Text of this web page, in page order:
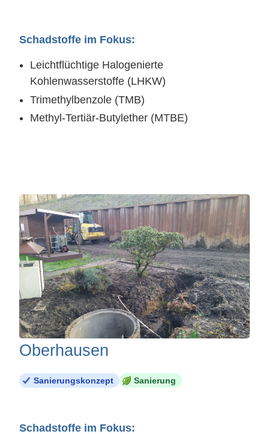
Schadstoffe im Fokus:
Leichtflüchtige Halogenierte
Kohlenwasserstoffe (LHKW)
Trimethylbenzole (TMB)
Methyl-Tertiär-Butylether (MTBE)
Oberhausen
Sanierungskonzept Sanierung
Schadstoffe im Fokus: